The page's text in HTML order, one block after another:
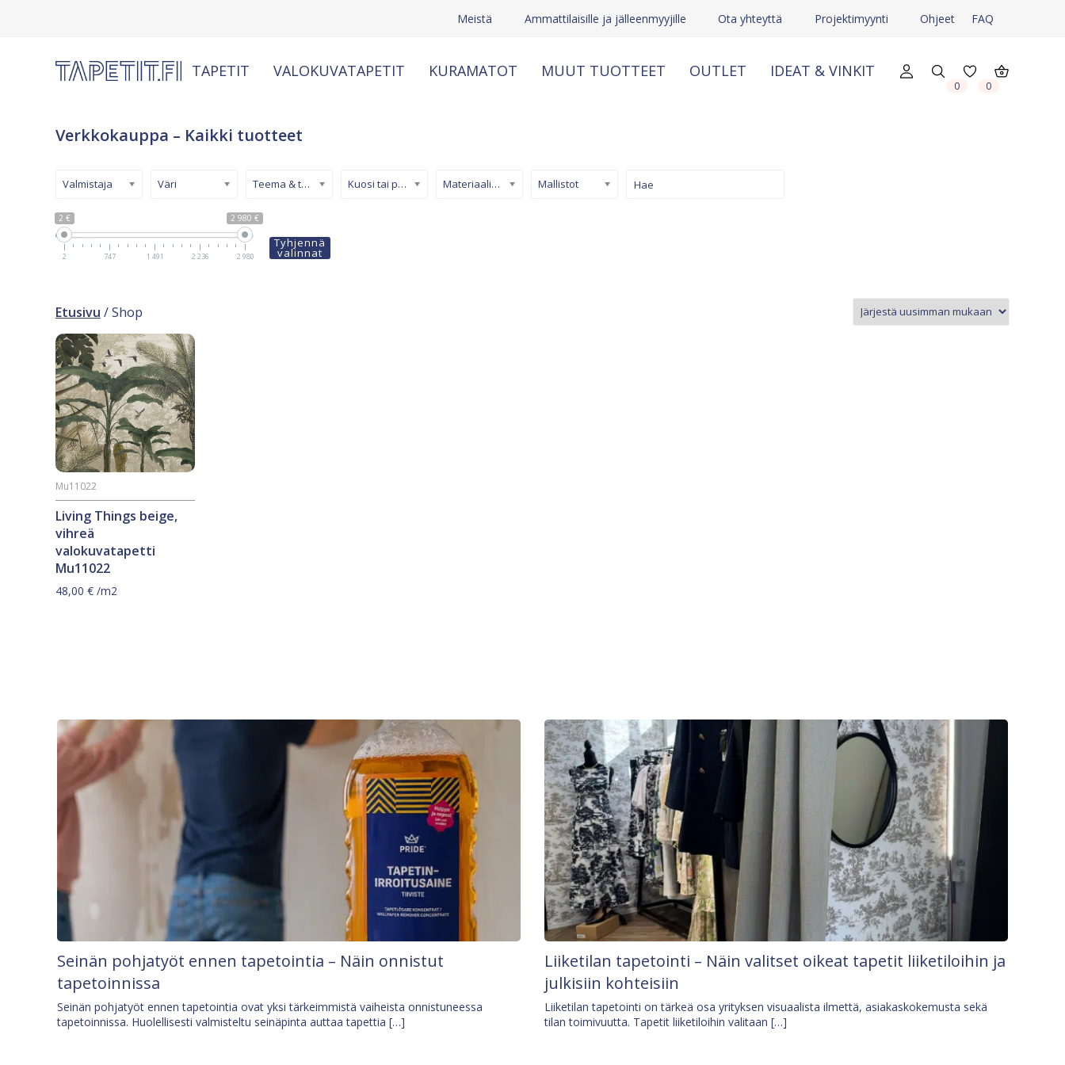
Meistä Ammattilaisille ja jälleenmyyjille Ota yhteyttä Projektimyynti Ohjeet FAQ
TAPETIT VALOKUVATAPETIT KURAMATOT MUUT TUOTTEET OUTLET IDEAT & VINKIT
0 0
Verkkokauppa – Kaikki tuotteet
2 € 2 980 €
2 747 1 491 2 236 2 980
Valmistaja Väri Teema & tyyli Kuosi tai pinta Materiaali/ tuotetyyppi Mallistot
Tyhjennä
valinnat
Etusivu / Shop
Living Things beige,
vihreä
valokuvatapetti
Mu11022
Mu11022
48,00 € /m2
Seinän pohjatyöt ennen tapetointia – Näin onnistut
tapetoinnissa
Seinän pohjatyöt ennen tapetointia ovat yksi tärkeimmistä vaiheista onnistuneessa
tapetoinnissa. Huolellisesti valmisteltu seinäpinta auttaa tapettia […]
Liiketilan tapetointi – Näin valitset oikeat tapetit liiketiloihin ja
julkisiin kohteisiin
Liiketilan tapetointi on tärkeä osa yrityksen visuaalista ilmettä, asiakaskokemusta sekä
tilan toimivuutta. Tapetit liiketiloihin valitaan […]